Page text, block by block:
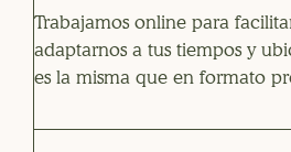
Trabajamos online para
adaptarnos a tus tiempos y
es la misma que en formato